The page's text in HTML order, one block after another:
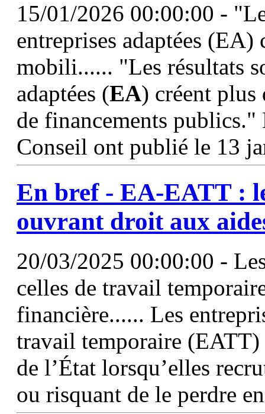
15/01/2026 00:00:00 -
entreprises adaptées
mobili...... "Les résultats
adaptées (EA) créent plus
de financements
Conseil ont publié le 13
En bref - EA-EATT :
ouvrant droit aux
20/03/2025 00:00:00 -
celles de travail
financière...... Les
travail temporaire (EATT)
de l’État lorsqu’elles
ou risquant de le perdre